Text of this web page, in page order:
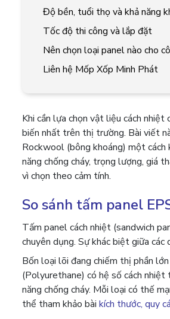
Độ bền, tuổi thọ và khả năng
Tốc độ thi công và lắp đặt
Nên chọn loại panel nào cho
Liên hệ Mốp Xốp Minh Phát
Khi cần lựa chọn vật liệu cách
biến nhất trên thị trường. Bài viết
Rockwool (bông khoáng) một
năng chống cháy, trọng lượng, giá
vì chọn theo cảm tính.
So sánh tấm panel
Tấm panel cách nhiệt (sandwich
chuyên dụng. Sự khác biệt giữa
Bốn loại lõi đang chiếm thị phần
(Polyurethane) có hệ số cách nhiệt
năng chống cháy. Mỗi loại có thế
thể tham khảo bài kích thước, quy